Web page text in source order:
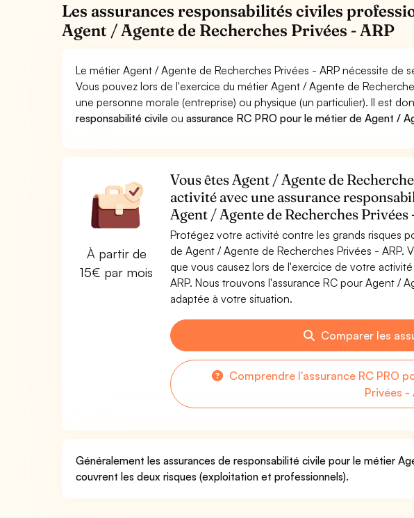
Les assurances responsabilités civiles
Agent / Agente de Recherches Privées - ARP
Le métier Agent / Agente de Recherches Privées - ARP nécessite de
Vous pouvez lors de l'exercice du métier Agent / Agente de
une personne morale (entreprise) ou physique (un particulier). Il est
responsabilité civile ouassurance RC PRO pour le métier de Agent /
À partir de
15€ par mois
Vous êtes Agent / Agente de
activité avec une assurance
Agent / Agente de Recherches Privées
Protégez votre activité contre les grands risques
de Agent / Agente de Recherches Privées - ARP.
que vous causez lors de l'exercice de votre
ARP. Nous trouvons l'assurance RC pour Agent /
adaptée à votre situation.
Comparer les
Comprendre l'assurance RC PRO
Privées -
Généralement les assurances de responsabilité civile pour le métier
couvrent les deux risques (exploitation et professionnels).